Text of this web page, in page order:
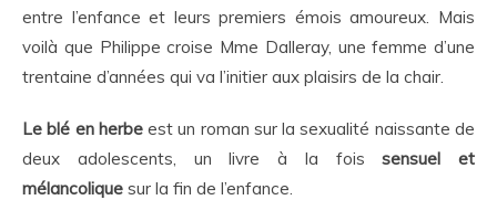
entre l’enfance et leurs premiers émois amoureux. Mais
voilà que Philippe croise Mme Dalleray, une femme d’une
trentaine d’années qui va l’initier aux plaisirs de la chair.
Le blé en herbeest un roman sur la sexualité naissante de
deux adolescents, un livre à la foissensuel et
mélancolique sur la fin de l’enfance.